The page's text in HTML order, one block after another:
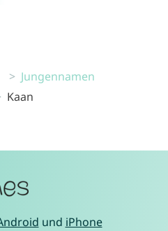
Jungennamen
Kaan
und iPhone